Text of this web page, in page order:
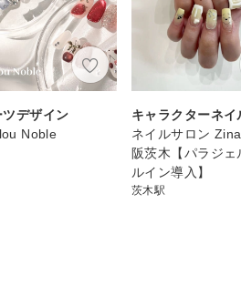
ツデザイン
Noble
キャラクターネイ
ネイルサロン
阪茨木【パラジェ
ルイン導入】
茨木駅